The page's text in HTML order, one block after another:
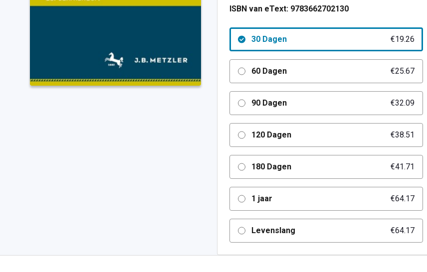
ISBN van eText: 9783662702130
30 Dagen €19.26
60 Dagen €25.67
90 Dagen €32.09
120 Dagen €38.51
180 Dagen €41.71
1 jaar €64.17
Levenslang €64.17